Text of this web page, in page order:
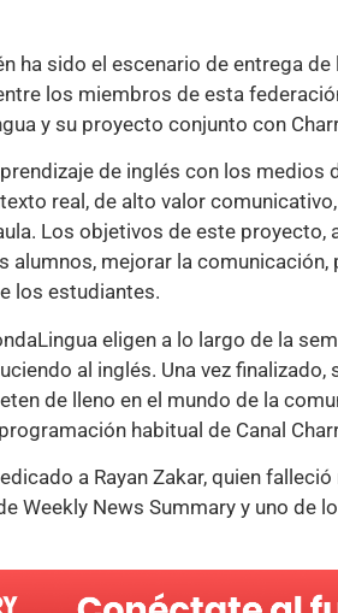
ha sido el escenario de entrega
los miembros de esta
y su proyecto conjunto con
de inglés con los
real, de alto valor
Los objetivos de este
alumnos, mejorar la
los estudiantes.
eligen a lo largo de la
al inglés. Una vez
de lleno en el mundo de la
habitual de Canal
a Rayan Zakar, quien
Weekly News Summary y uno de